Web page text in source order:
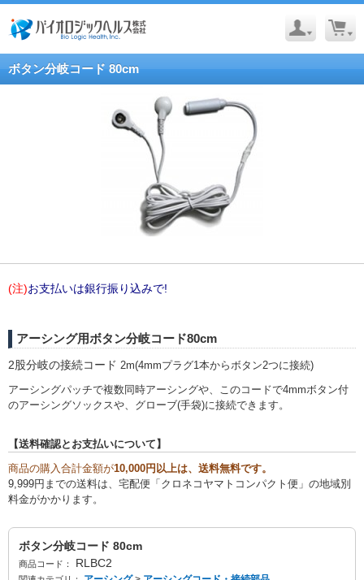
ボタン分岐コード 80cm
(注)お支払いは銀行振り込みで!
アーシング用ボタン分岐コード80cm
2股分岐の接続コード 2m(4mmプラグ1本からボタン2つに接続)
アーシングパッチで複数同時アーシングや、このコードで4mmボタン付
のアーシングソックスや、グローブ(手袋)に接続できます。
【送料確認とお支払いについて】
商品の購入合計金額が10,000円以上は、送料無料です。
9,999円までの送料は、宅配便「クロネコヤマトコンパクト便」の地域別
料金がかかります。
ボタン分岐コード 80cm
商品コード： RLBC2